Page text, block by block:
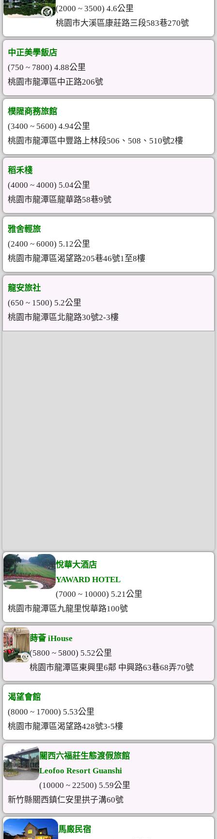
(2000 ~ 3500) 4.6公里
桃園市大溪區康莊路三段583巷270號
中正美學飯店
(750 ~ 7800) 4.88公里
桃園市龍潭區中正路206號
樸隄商務旅館
(3400 ~ 5600) 4.94公里
桃園市龍潭區中豐路上林段506、508、510號2樓
稻禾棧
(4000 ~ 4000) 5.04公里
桃園市龍潭區龍華路58巷9號
雅舍輕旅
(2400 ~ 6000) 5.12公里
桃園市龍潭區渴望路205巷46號1至8樓
龍安旅社
(650 ~ 1500) 5.2公里
桃園市龍潭區北龍路30號2-3樓
悅華大酒店
YAWARD HOTEL
(7000 ~ 10000) 5.21公里
桃園市龍潭區九龍里悅華路100號
蒔薈 iHouse
(5800 ~ 5800) 5.52公里
桃園市龍潭區東興里6鄰 中興路63巷68弄70號
渴望會館
(8000 ~ 17000) 5.53公里
桃園市龍潭區渴望路428號3-5樓
關西六福莊生態渡假旅館
Leofoo Resort Guanshi
(10000 ~ 22500) 5.59公里
新竹縣關西鎮仁安里拱子溝60號
馬廄民宿